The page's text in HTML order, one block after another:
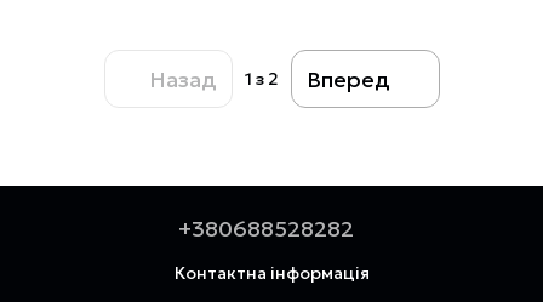
Назад 1 з 2 Вперед
+380688528282
Контактна інформація